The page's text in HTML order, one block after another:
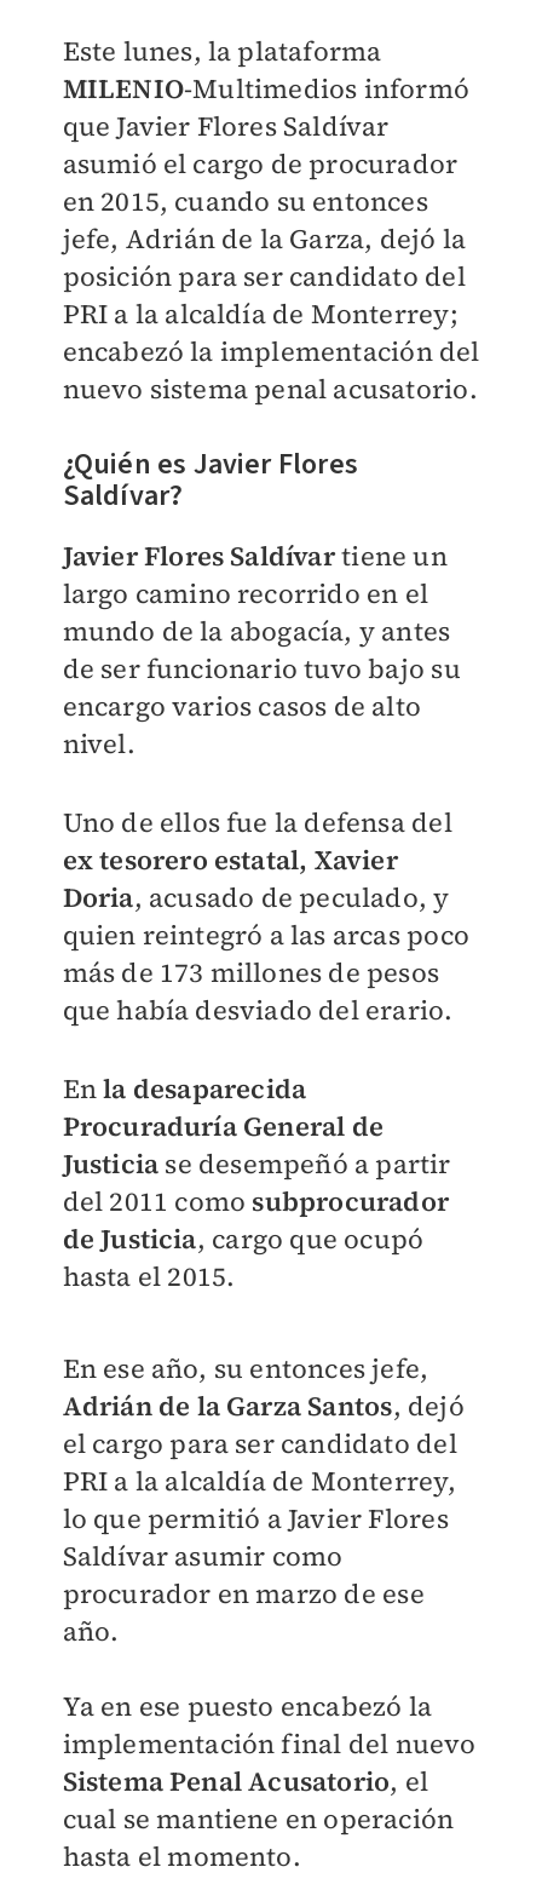
Este lunes, la plataforma
MILENIO-Multimedios informó
que Javier Flores Saldívar
asumió el cargo de procurador
en 2015, cuando su entonces
jefe, Adrián de la Garza, dejó la
posición para ser candidato del
PRI a la alcaldía de Monterrey;
encabezó la implementación del
nuevo sistema penal acusatorio.
¿Quién es Javier Flores
Saldívar?
Javier Flores Saldívartiene un
largo camino recorrido en el
mundo de la abogacía, y antes
de ser funcionario tuvo bajo su
encargo varios casos de alto
nivel.
Uno de ellos fue la defensa del
ex tesorero estatal, Xavier
Doria, acusado de peculado, y
quien reintegró a las arcas poco
más de 173 millones de pesos
que había desviado del erario.
Enla desaparecida
Procuraduría General de
Justicia se desempeñó a partir
del 2011 como subprocurador
de Justicia, cargo que ocupó
hasta el 2015.
En ese año, su entonces jefe,
Adrián de la Garza Santos, dejó
el cargo para ser candidato del
PRI a la alcaldía de Monterrey,
lo que permitió a Javier Flores
Saldívar asumir como
procurador en marzo de ese
año.
Ya en ese puesto encabezó la
implementación final del nuevo
Sistema Penal Acusatorio, el
cual se mantiene en operación
hasta el momento.